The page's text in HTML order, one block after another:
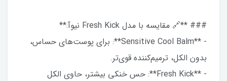
### **🔗 مقایسه با مدل Fresh Kick نیوآ:**
- **Sensitive Cool Balm**: برای پوست‌های حساس،
بدون الکل، ترمیم‌کننده قوی‌تر.
- **Fresh Kick**: حس خنکی بیشتر، حاوی الکل